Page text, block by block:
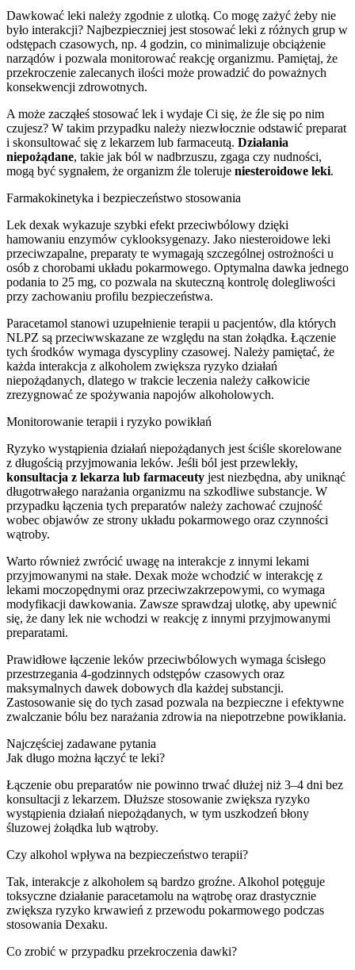
Dawkować leki należy zgodnie z ulotką. Co mogę zażyć żeby nie
było interakcji? Najbezpieczniej jest stosować leki z różnych grup w
odstępach czasowych, np. 4 godzin, co minimalizuje obciążenie
narządów i pozwala monitorować reakcję organizmu. Pamiętaj, że
przekroczenie zalecanych ilości może prowadzić do poważnych
konsekwencji zdrowotnych.
A może zacząłeś stosować lek i wydaje Ci się, że źle się po nim
czujesz? W takim przypadku należy niezwłocznie odstawić preparat
i skonsultować się z lekarzem lub farmaceutą. Działania
niepożądane, takie jak ból w nadbrzuszu, zgaga czy nudności,
mogą być sygnałem, że organizm źle toleruje niesteroidowe leki.
Farmakokinetyka i bezpieczeństwo stosowania
Lek dexak wykazuje szybki efekt przeciwbólowy dzięki
hamowaniu enzymów cyklooksygenazy. Jako niesteroidowe leki
przeciwzapalne, preparaty te wymagają szczególnej ostrożności u
osób z chorobami układu pokarmowego. Optymalna dawka jednego
podania to 25 mg, co pozwala na skuteczną kontrolę dolegliwości
przy zachowaniu profilu bezpieczeństwa.
Paracetamol stanowi uzupełnienie terapii u pacjentów, dla których
NLPZ są przeciwwskazane ze względu na stan żołądka. Łączenie
tych środków wymaga dyscypliny czasowej. Należy pamiętać, że
każda interakcja z alkoholem zwiększa ryzyko działań
niepożądanych, dlatego w trakcie leczenia należy całkowicie
zrezygnować ze spożywania napojów alkoholowych.
Monitorowanie terapii i ryzyko powikłań
Ryzyko wystąpienia działań niepożądanych jest ściśle skorelowane
z długością przyjmowania leków. Jeśli ból jest przewlekły,
konsultacja z lekarza lub farmaceuty jest niezbędna, aby uniknąć
długotrwałego narażania organizmu na szkodliwe substancje. W
przypadku łączenia tych preparatów należy zachować czujność
wobec objawów ze strony układu pokarmowego oraz czynności
wątroby.
Warto również zwrócić uwagę na interakcje z innymi lekami
przyjmowanymi na stałe. Dexak może wchodzić w interakcję z
lekami moczopędnymi oraz przeciwzakrzepowymi, co wymaga
modyfikacji dawkowania. Zawsze sprawdzaj ulotkę, aby upewnić
się, że dany lek nie wchodzi w reakcję z innymi przyjmowanymi
preparatami.
Prawidłowe łączenie leków przeciwbólowych wymaga ścisłego
przestrzegania 4-godzinnych odstępów czasowych oraz
maksymalnych dawek dobowych dla każdej substancji.
Zastosowanie się do tych zasad pozwala na bezpieczne i efektywne
zwalczanie bólu bez narażania zdrowia na niepotrzebne powikłania.
Najczęściej zadawane pytania
Jak długo można łączyć te leki?
Łączenie obu preparatów nie powinno trwać dłużej niż 3–4 dni bez
konsultacji z lekarzem. Dłuższe stosowanie zwiększa ryzyko
wystąpienia działań niepożądanych, w tym uszkodzeń błony
śluzowej żołądka lub wątroby.
Czy alkohol wpływa na bezpieczeństwo terapii?
Tak, interakcje z alkoholem są bardzo groźne. Alkohol potęguje
toksyczne działanie paracetamolu na wątrobę oraz drastycznie
zwiększa ryzyko krwawień z przewodu pokarmowego podczas
stosowania Dexaku.
Co zrobić w przypadku przekroczenia dawki?